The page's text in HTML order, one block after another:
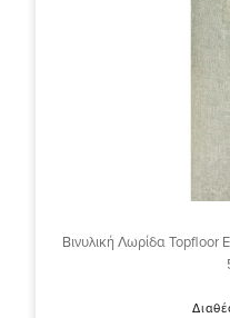
Βινυλική Λωρίδα Topfloor